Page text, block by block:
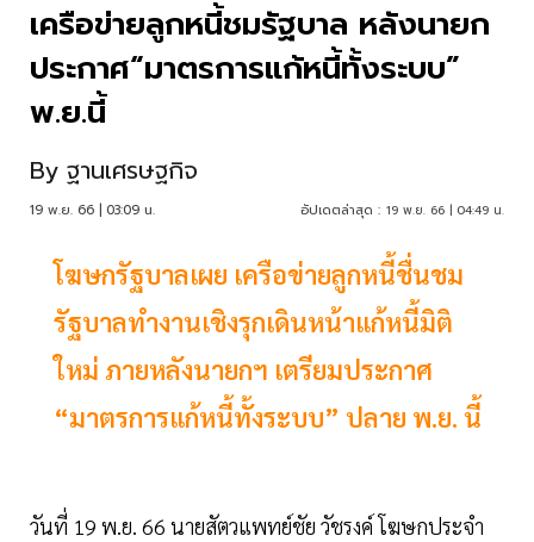
เครือข่ายลูกหนี้ชมรัฐบาล หลังนายก
ประกาศ“มาตรการแก้หนี้ทั้งระบบ”
พ.ย.นี้
By ฐานเศรษฐกิจ
19 พ.ย. 66 | 03:09 น. อัปเดตล่าสุด : 19 พ.ย. 66 | 04:49 น.
โฆษกรัฐบาลเผย เครือข่ายลูกหนี้ชื่นชม
รัฐบาลทำงานเชิงรุกเดินหน้าแก้หนี้มิติ
ใหม่ ภายหลังนายกฯ เตรียมประกาศ
“มาตรการแก้หนี้ทั้งระบบ” ปลาย พ.ย. นี้
วันที่ 19 พ.ย. 66 นายสัตวแพทย์ชัย วัชรงค์ โฆษกประจำ